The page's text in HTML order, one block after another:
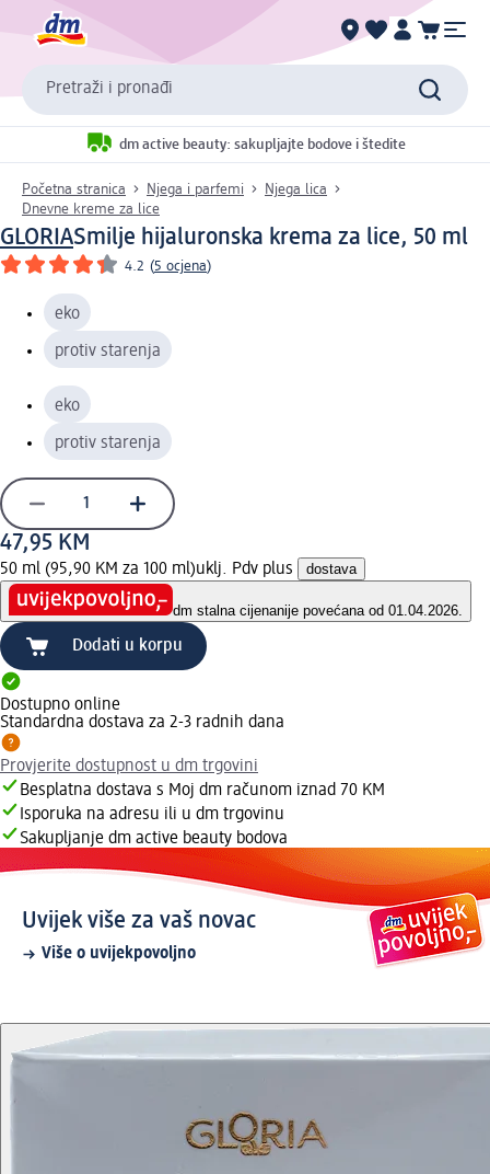
Pretraži i pronađi
dm active beauty: sakupljajte bodove i štedite
Početna stranica Njega i parfemi
Njega lica
Dnevne kreme za lice
GLORIASmilje hijaluronska krema za lice, 50 ml
4.2 (5 ocjena)
eko
protiv starenja
eko
protiv starenja
47,95 KM
50 ml (95,90 KM za 100 ml)uklj. Pdv plus dostava
dm stalna cijenanije povećana od 01.04.2026.
Dodati u korpu
Dostupno online
Standardna dostava za 2-3 radnih dana
Provjerite dostupnost u dm trgovini
Besplatna dostava s Moj dm računom iznad 70 KM
Isporuka na adresu ili u dm trgovinu
Sakupljanje dm active beauty bodova
Uvijek više za vaš novac
Više o uvijekpovoljno